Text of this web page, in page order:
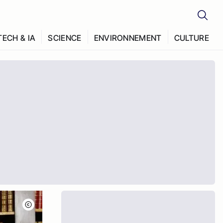
& IA SCIENCE ENVIRONNEMENT CULTURE